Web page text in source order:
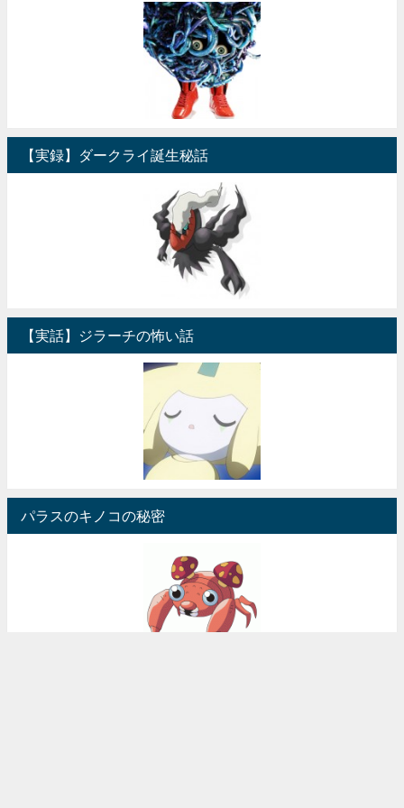
【実録】ダークライ誕生秘話
【実話】ジラーチの怖い話
パラスのキノコの秘密